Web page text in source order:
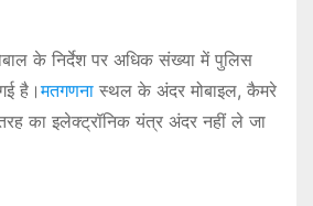
के निर्देश पर अधिक संख्या में पुलिस
है।मतगणनास्थल के अंदर मोबाइल, कैमरे
का इलेक्ट्रॉनिक यंत्र अंदर नहीं ले जा